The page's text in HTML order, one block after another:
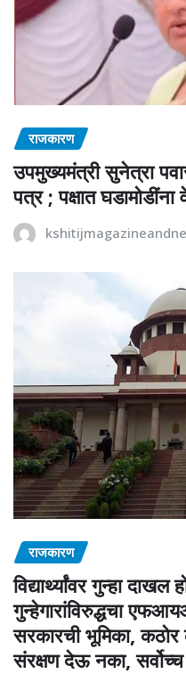
राजकारण
उपमुख्यमंत्री सुनेत्रा
पत्र ; पक्षात घडामोडींना
राजकारण
विद्यार्थ्यांवर गुन्हा
गुन्हेगारांविरुद्धचा
सरकारची भूमिका, कठोर
संरक्षण देऊ नका,